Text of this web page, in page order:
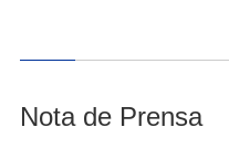
Nota de Prensa